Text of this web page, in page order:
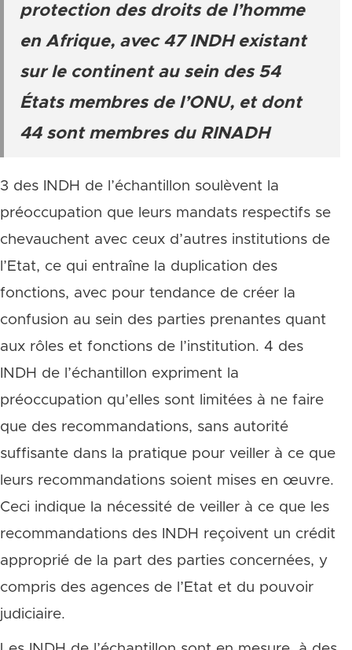
protection des droits de l’homme
en Afrique, avec 47 INDH existant
sur le continent au sein des 54
États membres de l’ONU, et dont
44 sont membres du RINADH
3 des INDH de l’échantillon soulèvent la
préoccupation que leurs mandats respectifs se
chevauchent avec ceux d’autres institutions de
l’Etat, ce qui entraîne la duplication des
fonctions, avec pour tendance de créer la
confusion au sein des parties prenantes quant
aux rôles et fonctions de l’institution. 4 des
INDH de l’échantillon expriment la
préoccupation qu’elles sont limitées à ne faire
que des recommandations, sans autorité
suffisante dans la pratique pour veiller à ce que
leurs recommandations soient mises en œuvre.
Ceci indique la nécessité de veiller à ce que les
recommandations des INDH reçoivent un crédit
approprié de la part des parties concernées, y
compris des agences de l’Etat et du pouvoir
judiciaire.